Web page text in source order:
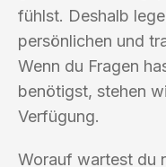
fühlst. Deshalb
persönlichen und
Wenn du Fragen
benötigst, stehen
Verfügung.
Worauf wartest du